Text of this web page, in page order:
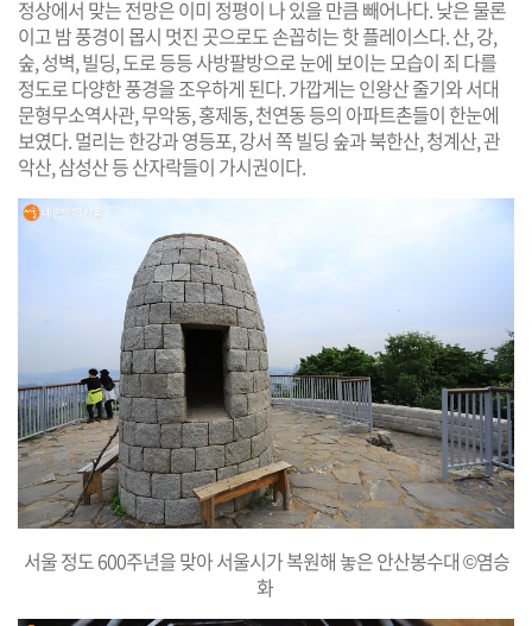
정상에서 맞는 전망은 이미 정평이 나 있을 만큼 빼어나다. 낮은 물론
이고 밤 풍경이 몹시 멋진 곳으로도 손꼽히는 핫 플레이스다. 산, 강,
숲, 성벽, 빌딩, 도로 등등 사방팔방으로 눈에 보이는 모습이 죄 다를
정도로 다양한 풍경을 조우하게 된다. 가깝게는 인왕산 줄기와 서대
문형무소역사관, 무악동, 홍제동, 천연동 등의 아파트촌들이 한눈에
보였다. 멀리는 한강과 영등포, 강서 쪽 빌딩 숲과 북한산, 청계산, 관
악산, 삼성산 등 산자락들이 가시권이다.
서울 정도 600주년을 맞아 서울시가 복원해 놓은 안산봉수대 ©염승
화